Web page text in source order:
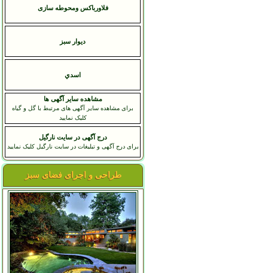
فلاورباکس ومحوطه سازی
دیوار سبز
اسدي
مشاهده سایر آگهی ها
برای مشاهده سایر آگهی های مرتبط با گل و گیاه
کلیک نمایید
درج آگهی در سایت نارگیل
برای درج آگهی و تبلیغات در سایت نارگیل کلیک نمایید
طراحی و اجرای فضای سبز